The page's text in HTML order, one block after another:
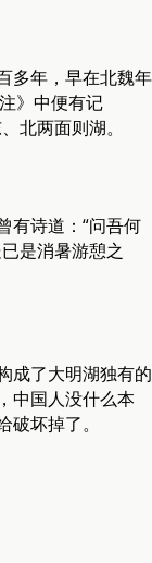
多年，早在北魏年
》中便有记
北两面则湖。
有诗道：“问吾何
是消暑游憩之
成了大明湖独有的
中国人没什么本
坏掉了。